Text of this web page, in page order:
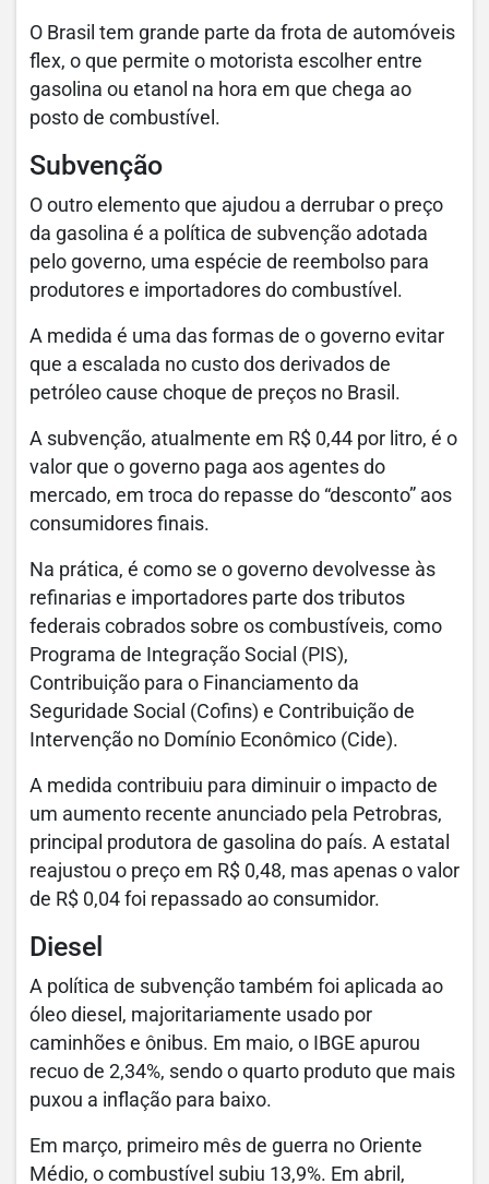
O Brasil tem grande parte da frota de automóveis
flex, o que permite o motorista escolher entre
gasolina ou etanol na hora em que chega ao
posto de combustível.
Subvenção
O outro elemento que ajudou a derrubar o preço
da gasolina é a política de subvenção adotada
pelo governo, uma espécie de reembolso para
produtores e importadores do combustível.
A medida é uma das formas de o governo evitar
que a escalada no custo dos derivados de
petróleo cause choque de preços no Brasil.
A subvenção, atualmente em R$ 0,44 por litro, é o
valor que o governo paga aos agentes do
mercado, em troca do repasse do “desconto” aos
consumidores finais.
Na prática, é como se o governo devolvesse às
refinarias e importadores parte dos tributos
federais cobrados sobre os combustíveis, como
Programa de Integração Social (PIS),
Contribuição para o Financiamento da
Seguridade Social (Cofins) e Contribuição de
Intervenção no Domínio Econômico (Cide).
A medida contribuiu para diminuir o impacto de
um aumento recente anunciado pela Petrobras,
principal produtora de gasolina do país. A estatal
reajustou o preço em R$ 0,48, mas apenas o valor
de R$ 0,04 foi repassado ao consumidor.
Diesel
A política de subvenção também foi aplicada ao
óleo diesel, majoritariamente usado por
caminhões e ônibus. Em maio, o IBGE apurou
recuo de 2,34%, sendo o quarto produto que mais
puxou a inflação para baixo.
Em março, primeiro mês de guerra no Oriente
Médio, o combustível subiu 13,9%. Em abril,